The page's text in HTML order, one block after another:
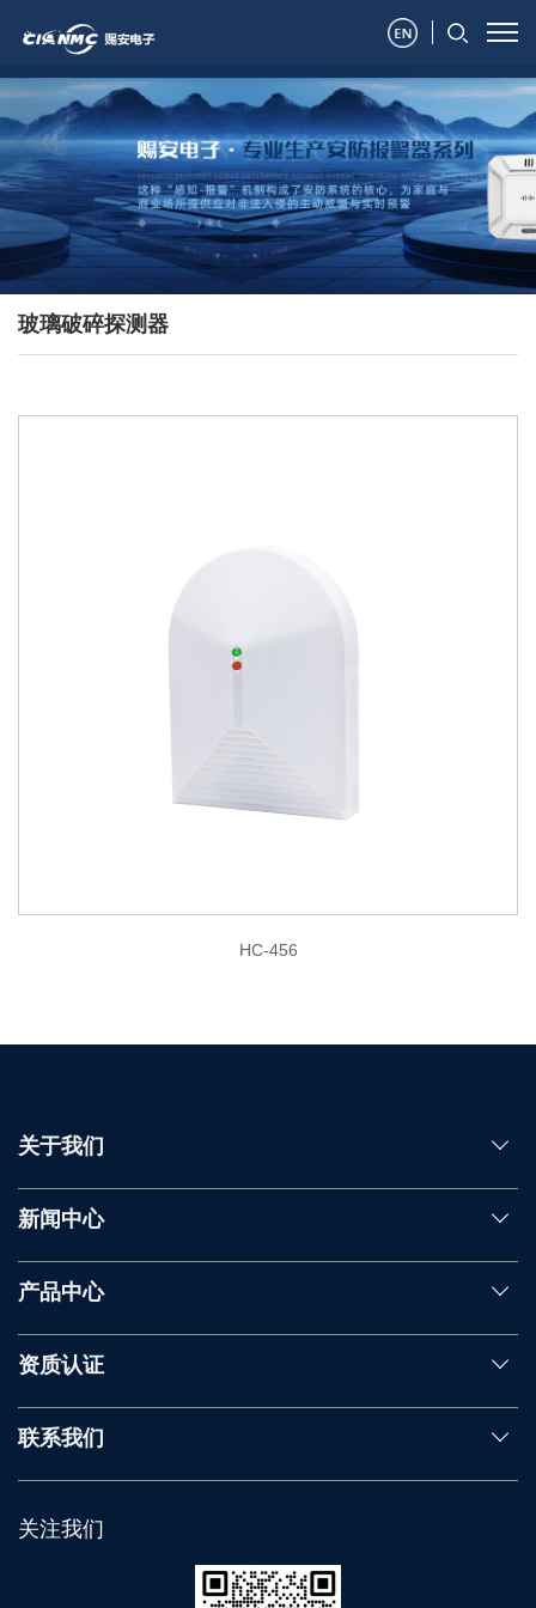
玻璃破碎探测器
HC-456
关于我们
新闻中心
产品中心
资质认证
联系我们
关注我们